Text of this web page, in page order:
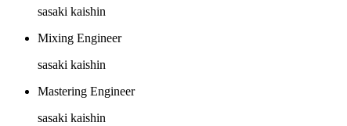
sasaki kaishin
Mixing Engineer
sasaki kaishin
Mastering Engineer
sasaki kaishin